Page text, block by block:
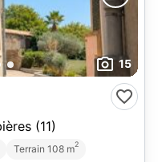
15
(11)
Terrain 108 m2